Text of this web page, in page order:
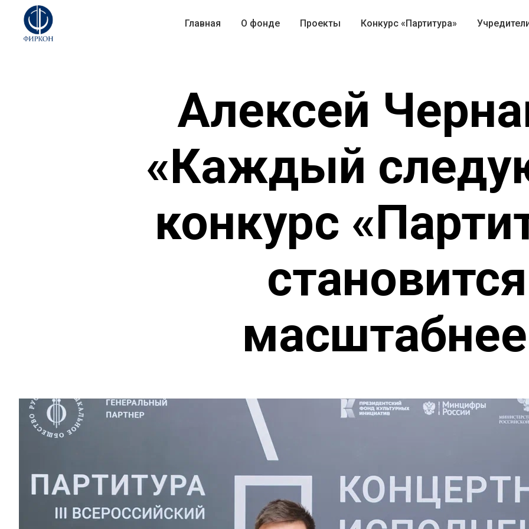
Главная О фонде Проекты Конкурс «Партитура»
Алексей
«Каждый
конкурс
становится